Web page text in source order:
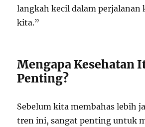
langkah kecil dalam perjalanan
kita.”
Mengapa Kesehatan
Penting?
Sebelum kita membahas lebih
tren ini, sangat penting untuk